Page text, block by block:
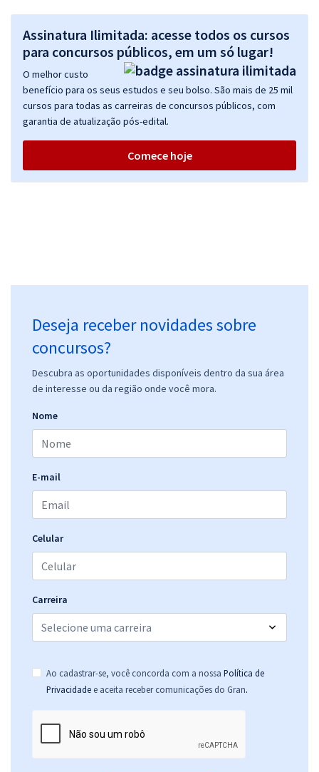
Assinatura Ilimitada: acesse todos os cursos
para concursos públicos, em um só lugar!
O melhor custo
benefício para os seus estudos e seu bolso. São mais de 25 mil
cursos para todas as carreiras de concursos públicos, com
garantia de atualização pós-edital.
Comece hoje
Deseja receber novidades sobre
concursos?
Descubra as oportunidades disponíveis dentro da sua área
de interesse ou da região onde você mora.
Nome
E-mail
Celular
Carreira
Ao cadastrar-se, você concorda com a nossa Política de
Privacidade e aceita receber comunicações do Gran.